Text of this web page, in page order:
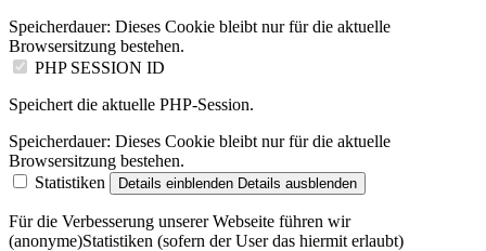
Speicherdauer: Dieses Cookie bleibt nur für die aktuelle
Browsersitzung bestehen.
PHP SESSION ID
Speichert die aktuelle PHP-Session.
Speicherdauer: Dieses Cookie bleibt nur für die aktuelle
Browsersitzung bestehen.
Statistiken
Details einblenden Details ausblenden
Für die Verbesserung unserer Webseite führen wir
(anonyme)Statistiken (sofern der User das hiermit erlaubt)